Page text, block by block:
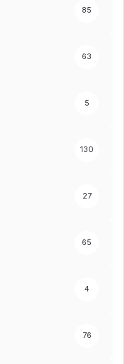
85
63
5
130
27
65
4
76